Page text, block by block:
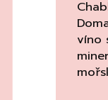
víno